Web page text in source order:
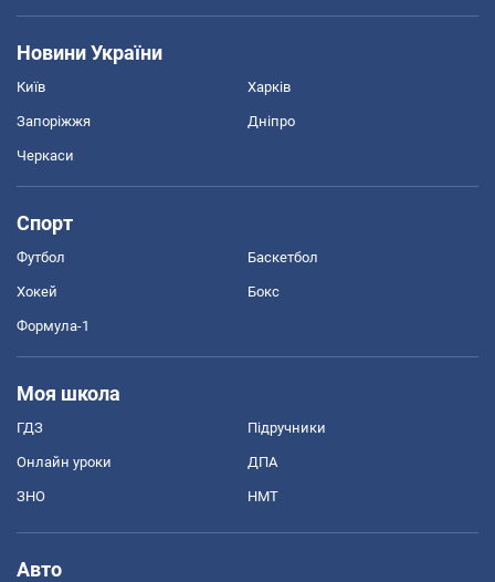
Новини України
Київ Харків
Запоріжжя Дніпро
Черкаси
Спорт
Футбол Баскетбол
Хокей Бокс
Формула-1
Моя школа
ГДЗ Підручники
Онлайн уроки ДПА
ЗНО НМТ
Авто